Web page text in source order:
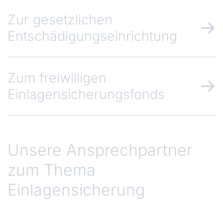
Zur gesetzlichen
Entschädigungseinrichtung
Zum freiwilligen
Einlagensicherungsfonds
Unsere Ansprechpartner
zum Thema
Einlagensicherung